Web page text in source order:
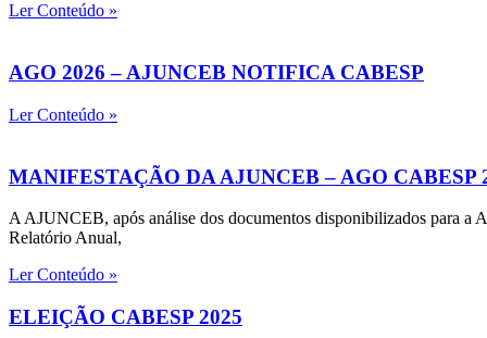
Ler Conteúdo »
AGO 2026 – AJUNCEB NOTIFICA CABESP
Ler Conteúdo »
MANIFESTAÇÃO DA AJUNCEB – AGO CABESP
A AJUNCEB, após análise dos documentos disponibilizados para
Relatório Anual,
Ler Conteúdo »
ELEIÇÃO CABESP 2025